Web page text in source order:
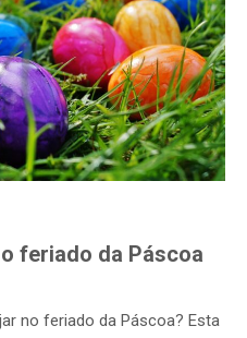
feriado da Páscoa
no feriado da Páscoa? Esta